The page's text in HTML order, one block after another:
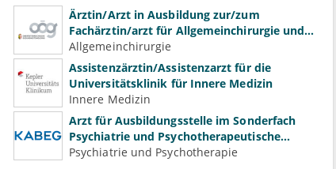
Ärztin/Arzt in Ausbildung zur/zum
Fachärztin/arzt für Allgemeinchirurgie und
Gefäßchirurgie
Allgemeinchirurgie
Assistenzärztin/Assistenzarzt für die
Universitätsklinik für Innere Medizin
Innere Medizin
Arzt für Ausbildungsstelle im Sonderfach
Psychiatrie und Psychotherapeutische
Medizin (m/w/d)
Psychiatrie und Psychotherapie